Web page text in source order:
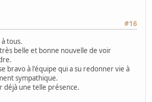
#16
tous.
belle et bonne nouvelle de voir
bravo à l'équipe qui a su redonner vie à
sympathique.
déjà une telle présence.